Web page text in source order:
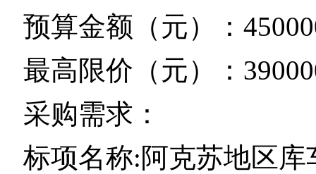
预算金额（元）：
最高限价（元）：
采购需求：
标项名称:阿克苏地区